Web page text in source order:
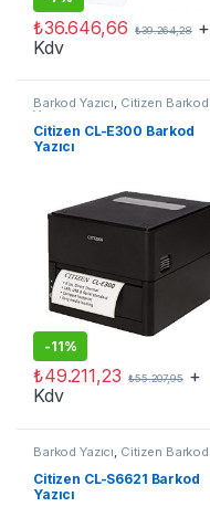
₺36.646,66 ₺39.264,28+
Kdv
Barkod Yazıcı, Citizen Barkod
Yazıcı
Citizen CL-E300 Barkod
Yazıcı
-11%
₺49.211,23 ₺55.207,95+
Kdv
Barkod Yazıcı, Citizen Barkod
Citizen CL-S6621 Barkod
Yazıcı